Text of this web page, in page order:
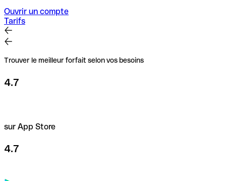
Ouvrir un compte
Tarifs
Trouver le meilleur forfait selon vos besoins
4.7
sur App Store
4.7